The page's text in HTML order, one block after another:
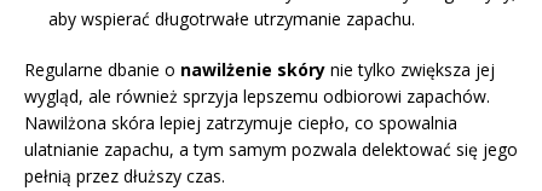
aby wspierać długotrwałe utrzymanie zapachu.
Regularne dbanie o nawilżenie skóry nie tylko zwiększa jej
wygląd, ale również sprzyja lepszemu odbiorowi zapachów.
Nawilżona skóra lepiej zatrzymuje ciepło, co spowalnia
ulatnianie zapachu, a tym samym pozwala delektować się jego
pełnią przez dłuższy czas.